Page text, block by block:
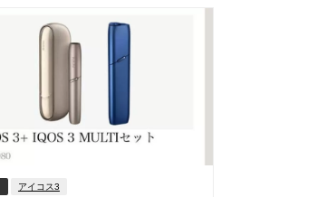
アイコス3